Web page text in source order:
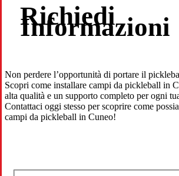
Richiedi
Informazioni
Non perdere l’opportunità di portare il
Scopri come installare campi da pickleball in
alta qualità e un supporto completo per ogni
Contattaci oggi stesso per scoprire come
campi da pickleball in Cuneo!